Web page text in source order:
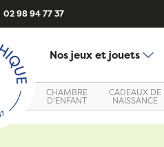
02 98 94 77 37
Nos jeux et jouets
CHAMBRE
D'ENFANT
CADEAUX DE
NAISSANCE